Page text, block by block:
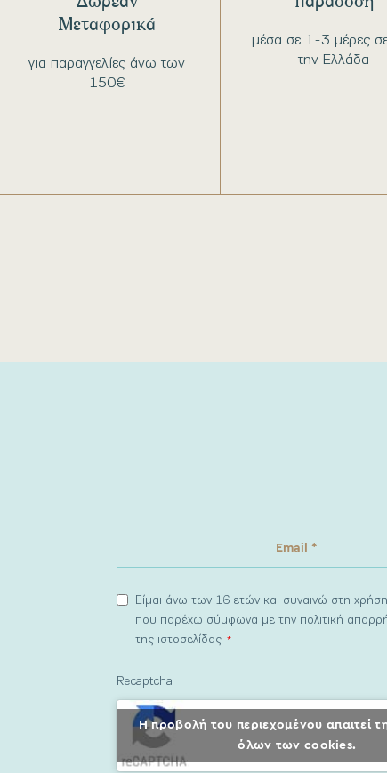
για παραγγελίες άνω των
150€
Μεταφορικά
μέσα σε 1-3 μέρες
την Ελλάδα
Είμαι άνω των 16 ετών και συναινώ στη
που παρέχω σύμφωνα με την πολιτική
της ιστοσελίδας.*
Recaptcha
Η προβολή του περιεχομένου απαιτεί
όλων των cookies.